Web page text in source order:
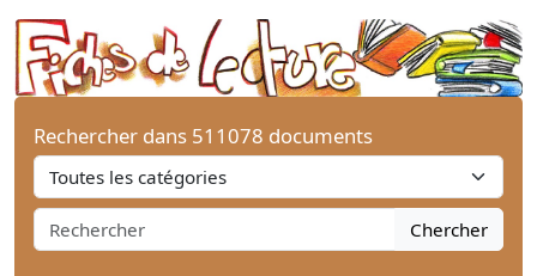
Rechercher dans 511078 documents
Chercher